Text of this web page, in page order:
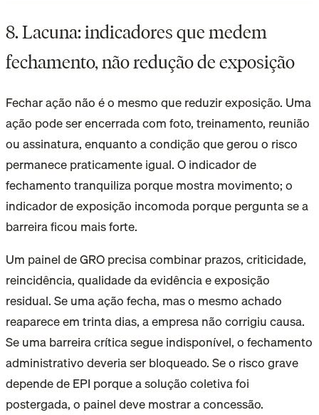
8. Lacuna: indicadores que medem
fechamento, não redução de exposição
Fechar ação não é o mesmo que reduzir exposição. Uma
ação pode ser encerrada com foto, treinamento, reunião
ou assinatura, enquanto a condição que gerou o risco
permanece praticamente igual. O indicador de
fechamento tranquiliza porque mostra movimento; o
indicador de exposição incomoda porque pergunta se a
barreira ficou mais forte.
Um painel de GRO precisa combinar prazos, criticidade,
reincidência, qualidade da evidência e exposição
residual. Se uma ação fecha, mas o mesmo achado
reaparece em trinta dias, a empresa não corrigiu causa.
Se uma barreira crítica segue indisponível, o fechamento
administrativo deveria ser bloqueado. Se o risco grave
depende de EPI porque a solução coletiva foi
postergada, o painel deve mostrar a concessão.